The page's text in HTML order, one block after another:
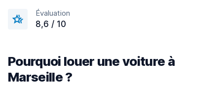
Évaluation
8,6 / 10
Pourquoi louer une voiture à
Marseille ?